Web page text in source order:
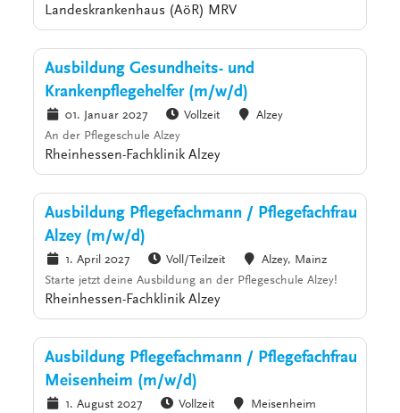
Landeskrankenhaus (AöR) MRV
Ausbildung Gesundheits- und
Krankenpflegehelfer (m/w/d)
01. Januar 2027 Vollzeit
Alzey
An der Pflegeschule Alzey
Rheinhessen-Fachklinik Alzey
Ausbildung Pflegefachmann / Pflegefachfrau
Alzey (m/w/d)
1. April 2027 Voll/Teilzeit
Alzey, Mainz
Starte jetzt deine Ausbildung an der Pflegeschule Alzey!
Rheinhessen-Fachklinik Alzey
Ausbildung Pflegefachmann / Pflegefachfrau
Meisenheim (m/w/d)
1. August 2027 Vollzeit
Meisenheim